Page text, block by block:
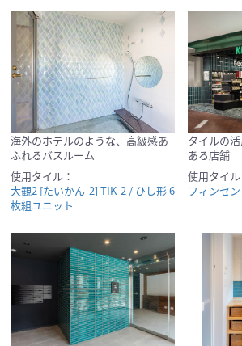
海外のホテルのような、高級感あ
ふれるバスルーム
使用タイル：
大観2 [たいかん-2] TIK-2 / ひし形 6
枚組ユニット
タイルの
ある店舗
使用タイル
フィンセ